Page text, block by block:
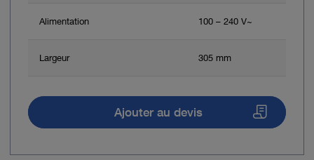
Alimentation 100 – 240 V~
Largeur 305 mm
Ajouter au devis